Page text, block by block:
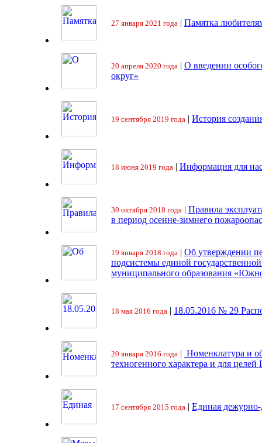
27 января 2021 года | Памятка
20 апреля 2020 года | О введении
округ»
19 сентября 2019 года | История
18 июня 2019 года | Информация для
30 октября 2018 года | Правила
в период осенне-зимнего
19 января 2018 года | Об утверждении
подсистемы единой
муниципального образования
18 мая 2016 года | 18.05.2016 № 29
20 января 2016 года | Номенклатура и
техногенного характера и для целей
17 сентября 2015 года | Единая